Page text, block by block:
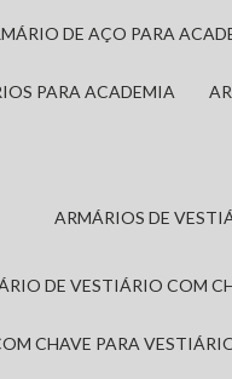
DE AÇO PARA
PARA ACADEMIA
ARMÁRIOS DE
DE VESTIÁRIO COM
CHAVE PARA